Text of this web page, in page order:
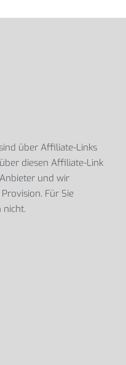
über Affiliate-Links
diesen Affiliate-Link
und wir
Für Sie
nicht.